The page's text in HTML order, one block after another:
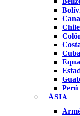
Chile
Cuba
Perú
ÁSIA